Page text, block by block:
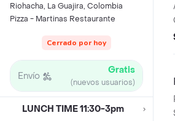
Riohacha, La Guajira, Colombia
Pizza - Martinas Restaurante
Cerrado por hoy
Envío Gratis
(nuevos usuarios)
LUNCH TIME 11:30-3pm